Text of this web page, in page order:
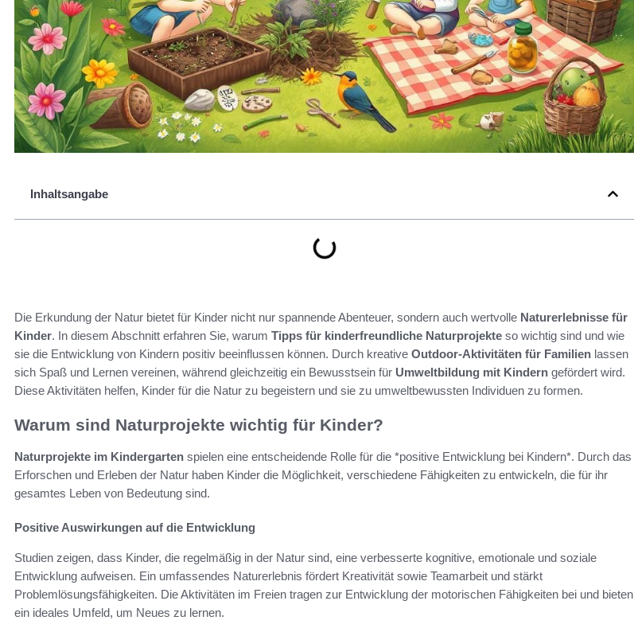
Inhaltsangabe
Die Erkundung der Natur bietet für Kinder nicht nur spannende Abenteuer, sondern auch wertvolle Naturerlebnisse für
Kinder. In diesem Abschnitt erfahren Sie, warum Tipps für kinderfreundliche Naturprojekte so wichtig sind und wie
sie die Entwicklung von Kindern positiv beeinflussen können. Durch kreative Outdoor-Aktivitäten für Familien lassen
sich Spaß und Lernen vereinen, während gleichzeitig ein Bewusstsein für Umweltbildung mit Kindern gefördert wird.
Diese Aktivitäten helfen, Kinder für die Natur zu begeistern und sie zu umweltbewussten Individuen zu formen.
Warum sind Naturprojekte wichtig für Kinder?
Naturprojekte im Kindergarten spielen eine entscheidende Rolle für die *positive Entwicklung bei Kindern*. Durch das
Erforschen und Erleben der Natur haben Kinder die Möglichkeit, verschiedene Fähigkeiten zu entwickeln, die für ihr
gesamtes Leben von Bedeutung sind.
Positive Auswirkungen auf die Entwicklung
Studien zeigen, dass Kinder, die regelmäßig in der Natur sind, eine verbesserte kognitive, emotionale und soziale
Entwicklung aufweisen. Ein umfassendes Naturerlebnis fördert Kreativität sowie Teamarbeit und stärkt
Problemlösungsfähigkeiten. Die Aktivitäten im Freien tragen zur Entwicklung der motorischen Fähigkeiten bei und bieten
ein ideales Umfeld, um Neues zu lernen.